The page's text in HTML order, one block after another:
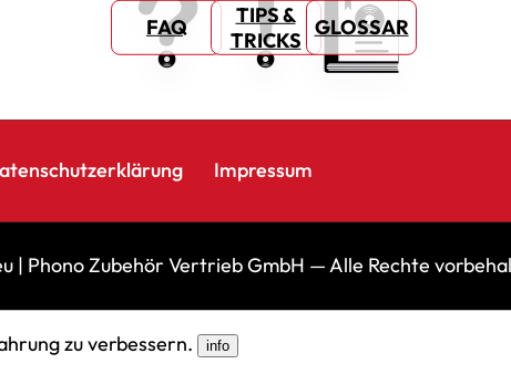
FAQ
TIPS &
TRICKS GLOSSAR
| Phono Zubehör Vertrieb GmbH — Alle Rechte
Impressum
zu verbessern. info